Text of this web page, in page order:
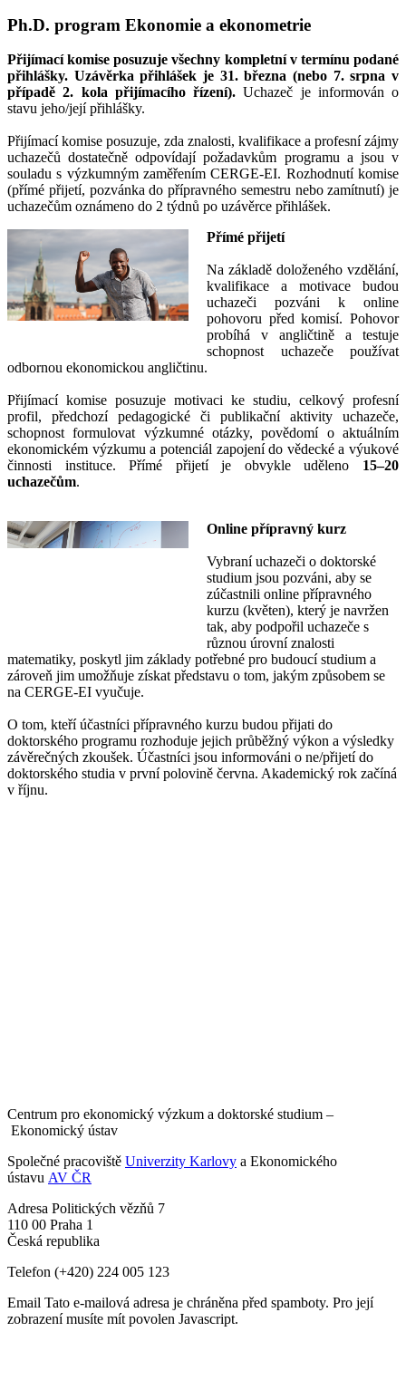
Ph.D. program Ekonomie a ekonometrie
Přijímací komise posuzuje všechny kompletní v termínu podané
přihlášky. Uzávěrka přihlášek je 31. března (nebo 7. srpna v
případě 2. kola přijímacího řízení). Uchazeč je informován o
stavu jeho/její přihlášky.
Přijímací komise posuzuje, zda znalosti, kvalifikace a profesní zájmy
uchazečů dostatečně odpovídají požadavkům programu a jsou v
souladu s výzkumným zaměřením CERGE-EI. Rozhodnutí komise
(přímé přijetí, pozvánka do přípravného semestru nebo zamítnutí) je
uchazečům oznámeno do 2 týdnů po uzávěrce přihlášek.
Přímé přijetí
Na základě doloženého vzdělání,
kvalifikace a motivace budou
uchazeči pozváni k online
pohovoru před komisí. Pohovor
probíhá v angličtině a testuje
schopnost uchazeče používat
odbornou ekonomickou angličtinu.
Přijímací komise posuzuje motivaci ke studiu, celkový profesní
profil, předchozí pedagogické či publikační aktivity uchazeče,
schopnost formulovat výzkumné otázky, povědomí o aktuálním
ekonomickém výzkumu a potenciál zapojení do vědecké a výukové
činnosti instituce. Přímé přijetí je obvykle uděleno 15–20
uchazečům.
Online přípravný kurz
Vybraní uchazeči o doktorské
studium jsou pozváni, aby se
zúčastnili online přípravného
kurzu (květen), který je navržen
tak, aby podpořil uchazeče s
různou úrovní znalosti
matematiky, poskytl jim základy potřebné pro budoucí studium a
zároveň jim umožňuje získat představu o tom, jakým způsobem se
na CERGE-EI vyučuje.
O tom, kteří účastníci přípravného kurzu budou přijati do
doktorského programu rozhoduje jejich průběžný výkon a výsledky
závěrečných zkoušek. Účastníci jsou informováni o ne/přijetí do
doktorského studia v první polovině června. Akademický rok začíná
v říjnu.
Centrum pro ekonomický výzkum a doktorské studium –
Ekonomický ústav
Společné pracoviště Univerzity Karlovy a Ekonomického
ústavu AV ČR
Adresa Politických vězňů 7
110 00 Praha 1
Česká republika
Telefon (+420) 224 005 123
Email Tato e-mailová adresa je chráněna před spamboty. Pro její
zobrazení musíte mít povolen Javascript.